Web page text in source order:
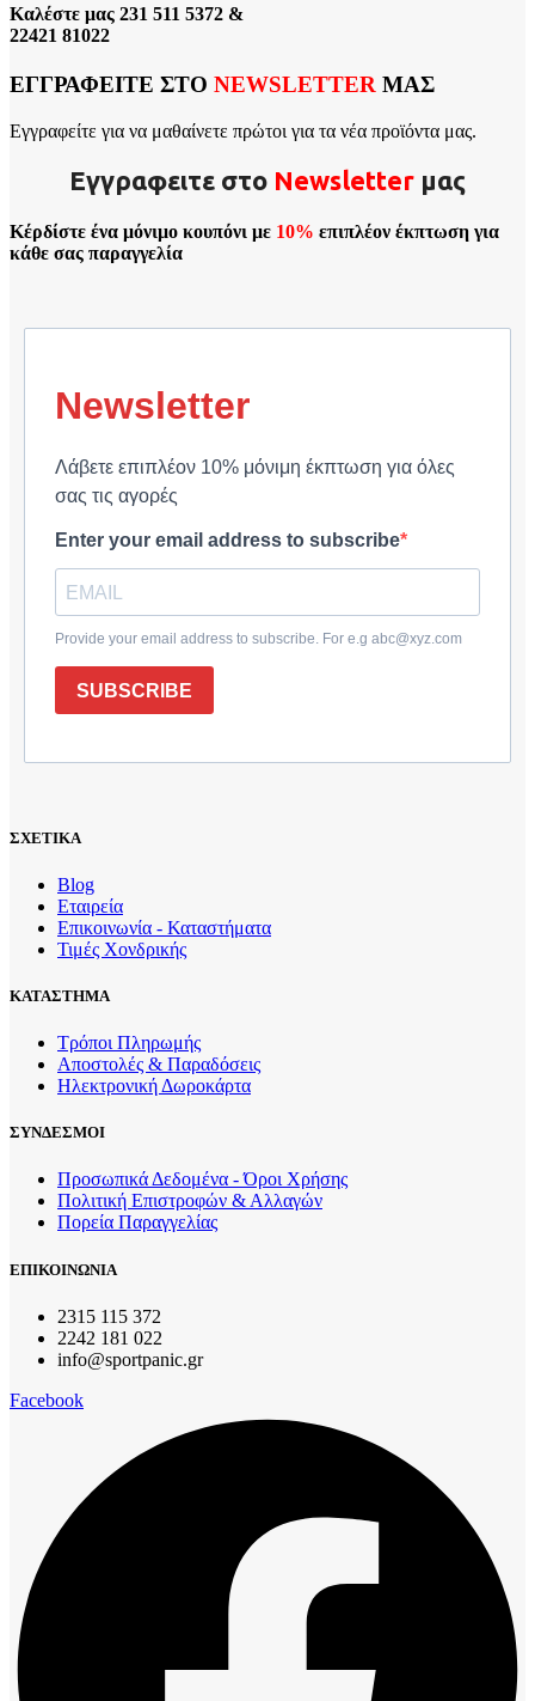
Καλέστε μας 231 511 5372 &
22421 81022
ΕΓΓΡΑΦΕΙΤΕ ΣΤΟ NEWSLETTER ΜΑΣ
Εγγραφείτε για να μαθαίνετε πρώτοι για τα νέα προϊόντα μας.
Εγγραφειτε στο Νewsletter μας
Κέρδίστε ένα μόνιμο κουπόνι με 10% επιπλέον έκπτωση για
κάθε σας παραγγελία
Newsletter
Λάβετε επιπλέον 10% μόνιμη έκπτωση για όλες
σας τις αγορές
Enter your email address to subscribe
Provide your email address to subscribe. For e.g abc@xyz.com
SUBSCRIBE
ΣΧΕΤΙΚΑ
Blog
Εταιρεία
Επικοινωνία - Καταστήματα
Τιμές Χονδρικής
ΚΑΤΑΣΤΗΜΑ
Τρόποι Πληρωμής
Αποστολές & Παραδόσεις
Ηλεκτρονική Δωροκάρτα
ΣΥΝΔΕΣΜΟΙ
Προσωπικά Δεδομένα - Όροι Χρήσης
Πολιτική Επιστροφών & Αλλαγών
Πορεία Παραγγελίας
ΕΠΙΚΟΙΝΩΝΙΑ
2315 115 372
2242 181 022
info@sportpanic.gr
Facebook